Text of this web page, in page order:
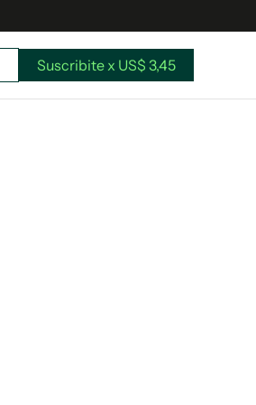
Suscribite x US$ 3,45